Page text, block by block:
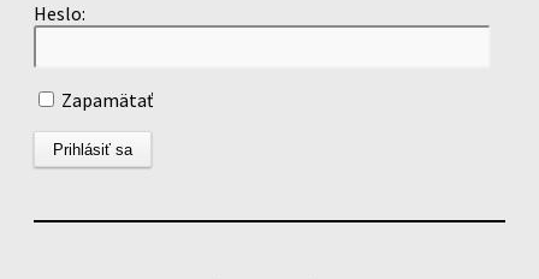
Heslo:
Zapamätať